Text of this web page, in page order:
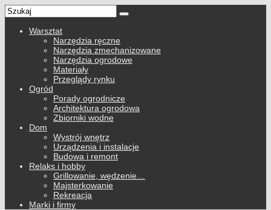
Warsztat
Narzędzia ręczne
Narzędzia zmechanizowane
Narzędzia ogrodowe
Materiały
Przeglądy rynku
Ogród
Porady ogrodnicze
Architektura ogrodowa
Zbiorniki wodne
Dom
Wystrój wnętrz
Urządzenia i instalacje
Budowa i remont
Relaks i hobby
Grillowanie, wędzenie…
Majsterkowanie
Rekreacja
Marki i firmy